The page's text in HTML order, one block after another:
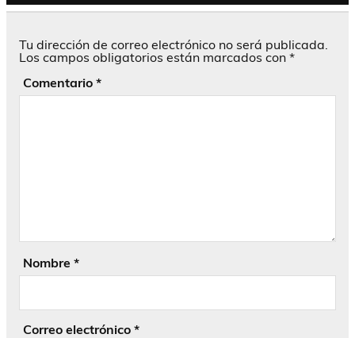
Tu dirección de correo electrónico no será publicada.
Los campos obligatorios están marcados con *
Comentario *
Nombre *
Correo electrónico *